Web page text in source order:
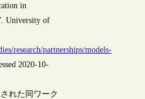
in
University of
research/partnerships/models-
2020-10-
れた同ワーク